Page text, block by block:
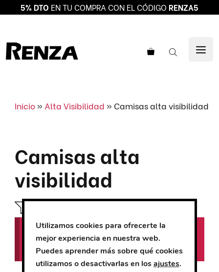
5% DTO EN TU COMPRA CON EL CÓDIGO RENZA5
al
contenido
Inicio » Alta Visibilidad » Camisas alta visibilidad
Camisas alta
visibilidad
No se han encontrado productos que
coincidan con tu selección.
Utilizamos cookies para ofrecerte la
mejor experiencia en nuestra web.
Puedes aprender más sobre qué cookies
utilizamos o desactivarlas en losajustes.